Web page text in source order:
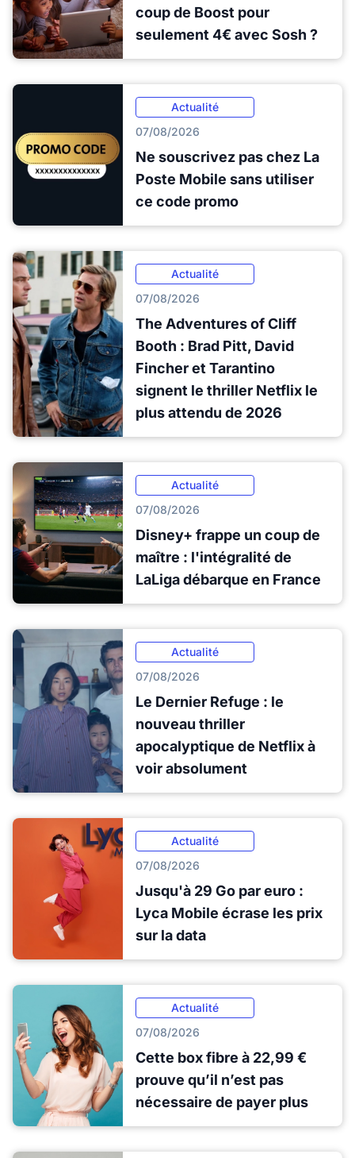
coup de Boost pour
seulement 4€ avec Sosh ?
Actualité
07/08/2026
Ne souscrivez pas chez La
Poste Mobile sans utiliser
ce code promo
Actualité
07/08/2026
The Adventures of Cliff
Booth : Brad Pitt, David
Fincher et Tarantino
signent le thriller Netflix le
plus attendu de 2026
Actualité
07/08/2026
Disney+ frappe un coup de
maître : l'intégralité de
LaLiga débarque en France
Actualité
07/08/2026
Le Dernier Refuge : le
nouveau thriller
apocalyptique de Netflix à
voir absolument
Actualité
07/08/2026
Jusqu'à 29 Go par euro :
Lyca Mobile écrase les prix
sur la data
Actualité
07/08/2026
Cette box fibre à 22,99 €
prouve qu’il n’est pas
nécessaire de payer plus